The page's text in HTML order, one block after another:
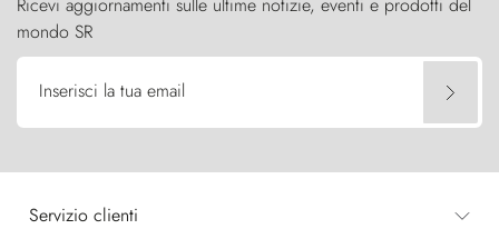
mondo SR
Inserisci la tua email
Servizio clienti